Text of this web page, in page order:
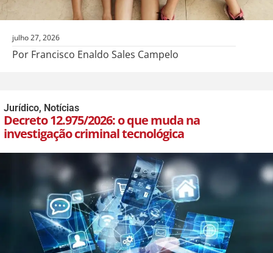
julho 27, 2026
Por Francisco Enaldo Sales Campelo
Jurídico, Notícias
Decreto 12.975/2026: o que muda na
investigação criminal tecnológica